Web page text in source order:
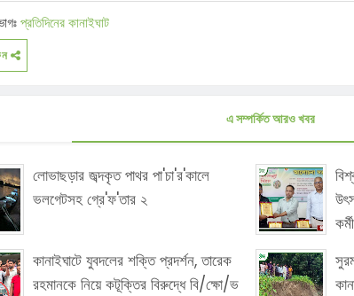
প্রতিদিনের কানাইঘাট
এ সম্পর্কিত আরও খবর
লোভাছড়ার জব্দকৃত পাথর পা'চা'র'কালে
ভলগেটসহ গ্রে'ফ'তার ২
কানাইঘাটে যুবদলের শক্তি প্রদর্শন, তারেক
রহমানকে নিয়ে কটূক্তির বিরুদ্ধে বি/ক্ষো/ভ